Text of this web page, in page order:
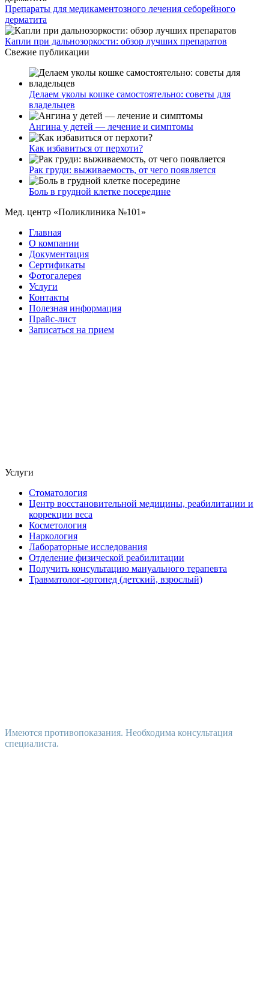
Препараты для медикаментозного лечения себорейного
дерматита
Капли при дальнозоркости: обзор лучших препаратов
Свежие публикации
Делаем уколы кошке самостоятельно: советы для
владельцев
Ангина у детей — лечение и симптомы
Как избавиться от перхоти?
Рак груди: выживаемость, от чего появляется
Боль в грудной клетке посередине
Мед. центр «Поликлиника №101»
Главная
О компании
Документация
Сертификаты
Фотогалерея
Услуги
Контакты
Полезная информация
Прайс-лист
Записаться на прием
Услуги
Стоматология
Центр восстановительной медицины, реабилитации и
коррекции веса
Косметология
Наркология
Лабораторные исследования
Отделение физической реабилитации
Получить консультацию мануального терапевта
Травматолог-ортопед (детский, взрослый)
Имеются противопоказания. Необходима консультация
специалиста.